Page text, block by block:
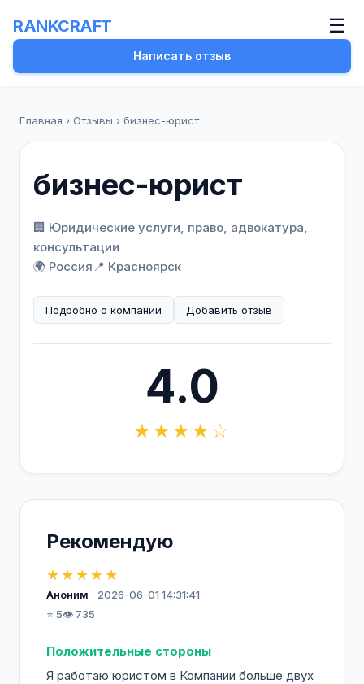
RANKCRAFT ☰
Написать отзыв
Главная › Отзывы › бизнес-юрист
бизнес-юрист
🏢 Юридические услуги, право, адвокатура,
консультации
🌍 Россия📍 Красноярск
Подробно о компании Добавить отзыв
4.0
★★★★☆
Рекомендую
★★★★★
Аноним
2026-06-01 14:31:41
⭐ 5👁️ 735
Положительные стороны
Я работаю юристом в Компании больше двух